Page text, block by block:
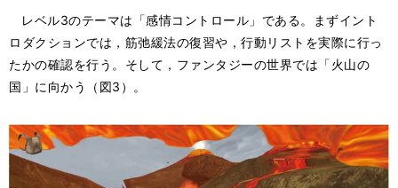
レベル3のテーマは「感情コントロール」である。まずイント
ロダクションでは，筋弛緩法の復習や，行動リストを実際に行っ
たかの確認を行う。そして，ファンタジーの世界では「火山の
国」に向かう（図3）。